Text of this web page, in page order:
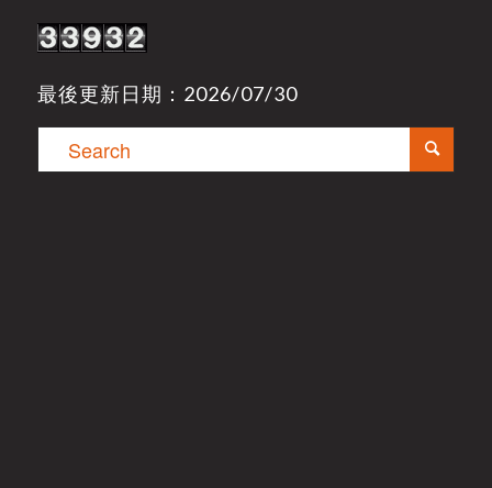
最後更新日期：2026/07/30